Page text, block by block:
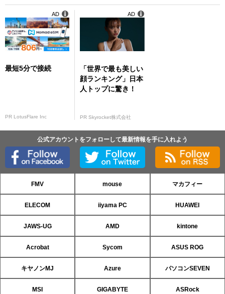
最短5分で接続
PR LotusFlare Inc
AD
「世界で最も美しい
顔ランキング」日本
人トップに驚き！
PR Skyrocket株式会社
AD
公式アカウントをフォローして最新情報を手に入れよう
FMV mouse マカフィー
ELECOM iiyama PC HUAWEI
JAWS-UG AMD kintone
Acrobat Sycom ASUS ROG
キヤノンMJ Azure パソコンSEVEN
MSI GIGABYTE ASRock